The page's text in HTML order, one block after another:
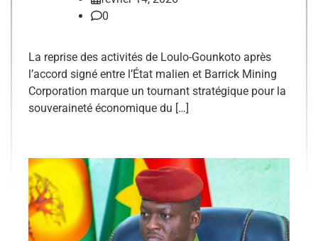
0
La reprise des activités de Loulo-Gounkoto après
l’accord signé entre l’État malien et Barrick Mining
Corporation marque un tournant stratégique pour la
souveraineté économique du […]